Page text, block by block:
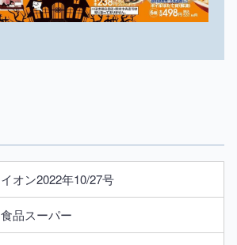
イオン2022年10/27号
食品スーパー